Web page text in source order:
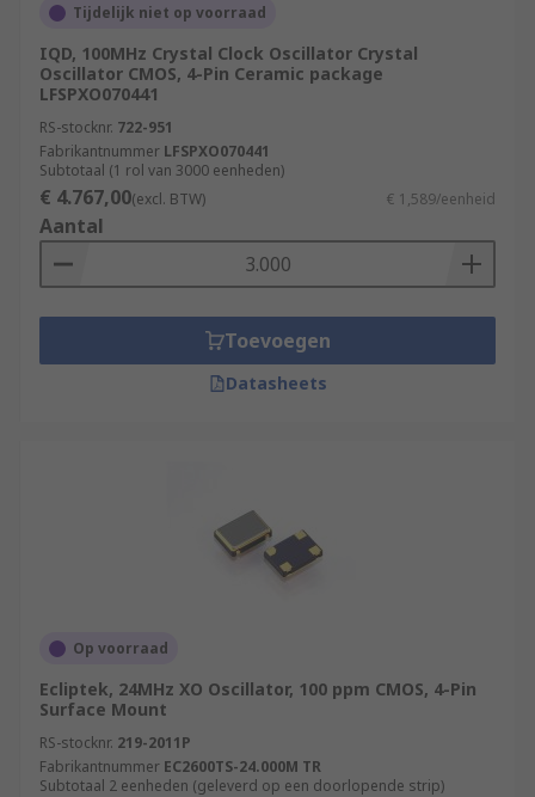
Tijdelijk niet op voorraad
IQD, 100MHz Crystal Clock Oscillator Crystal
Oscillator CMOS, 4-Pin Ceramic package
LFSPXO070441
RS-stocknr. 722-951
Fabrikantnummer LFSPXO070441
Subtotaal (1 rol van 3000 eenheden)
€ 4.767,00(excl. BTW) € 1,589/eenheid
Aantal
Toevoegen
Datasheets
Op voorraad
Ecliptek, 24MHz XO Oscillator, 100 ppm CMOS, 4-Pin
Surface Mount
RS-stocknr. 219-2011P
Fabrikantnummer EC2600TS-24.000M TR
Subtotaal 2 eenheden (geleverd op een doorlopende strip)